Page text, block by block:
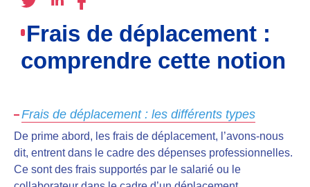
Frais de déplacement :
comprendre cette notion
Frais de déplacement : les différents types
De prime abord, les frais de déplacement, l’avons-nous
dit, entrent dans le cadre des dépenses professionnelles.
Ce sont des frais supportés par le salarié ou le